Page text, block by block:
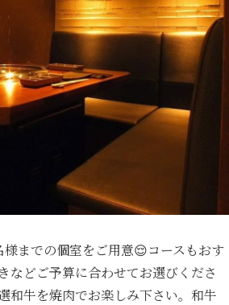
様までの個室をご用意😌コースもおす
などご予算に合わせてお選びくださ
和牛を焼肉でお楽しみ下さい。和牛